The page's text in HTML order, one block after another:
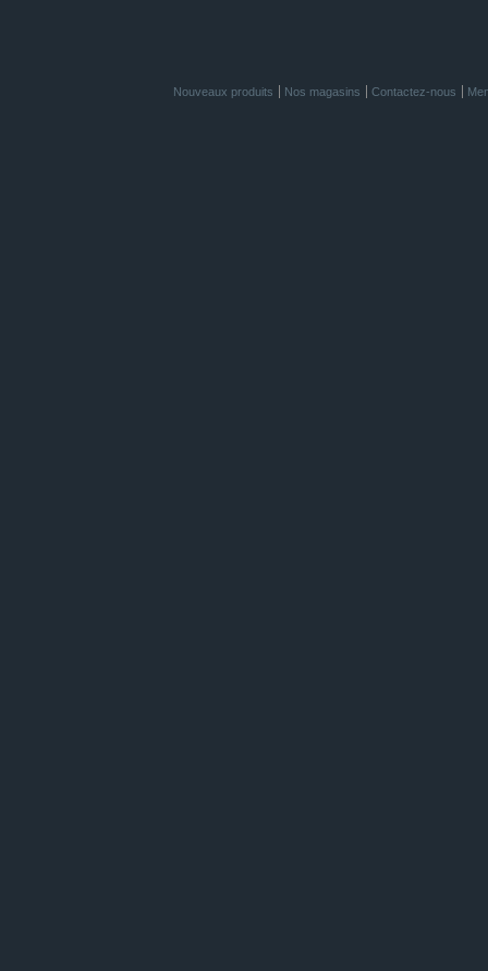
Nouveaux produits Nos magasins Contactez-nous